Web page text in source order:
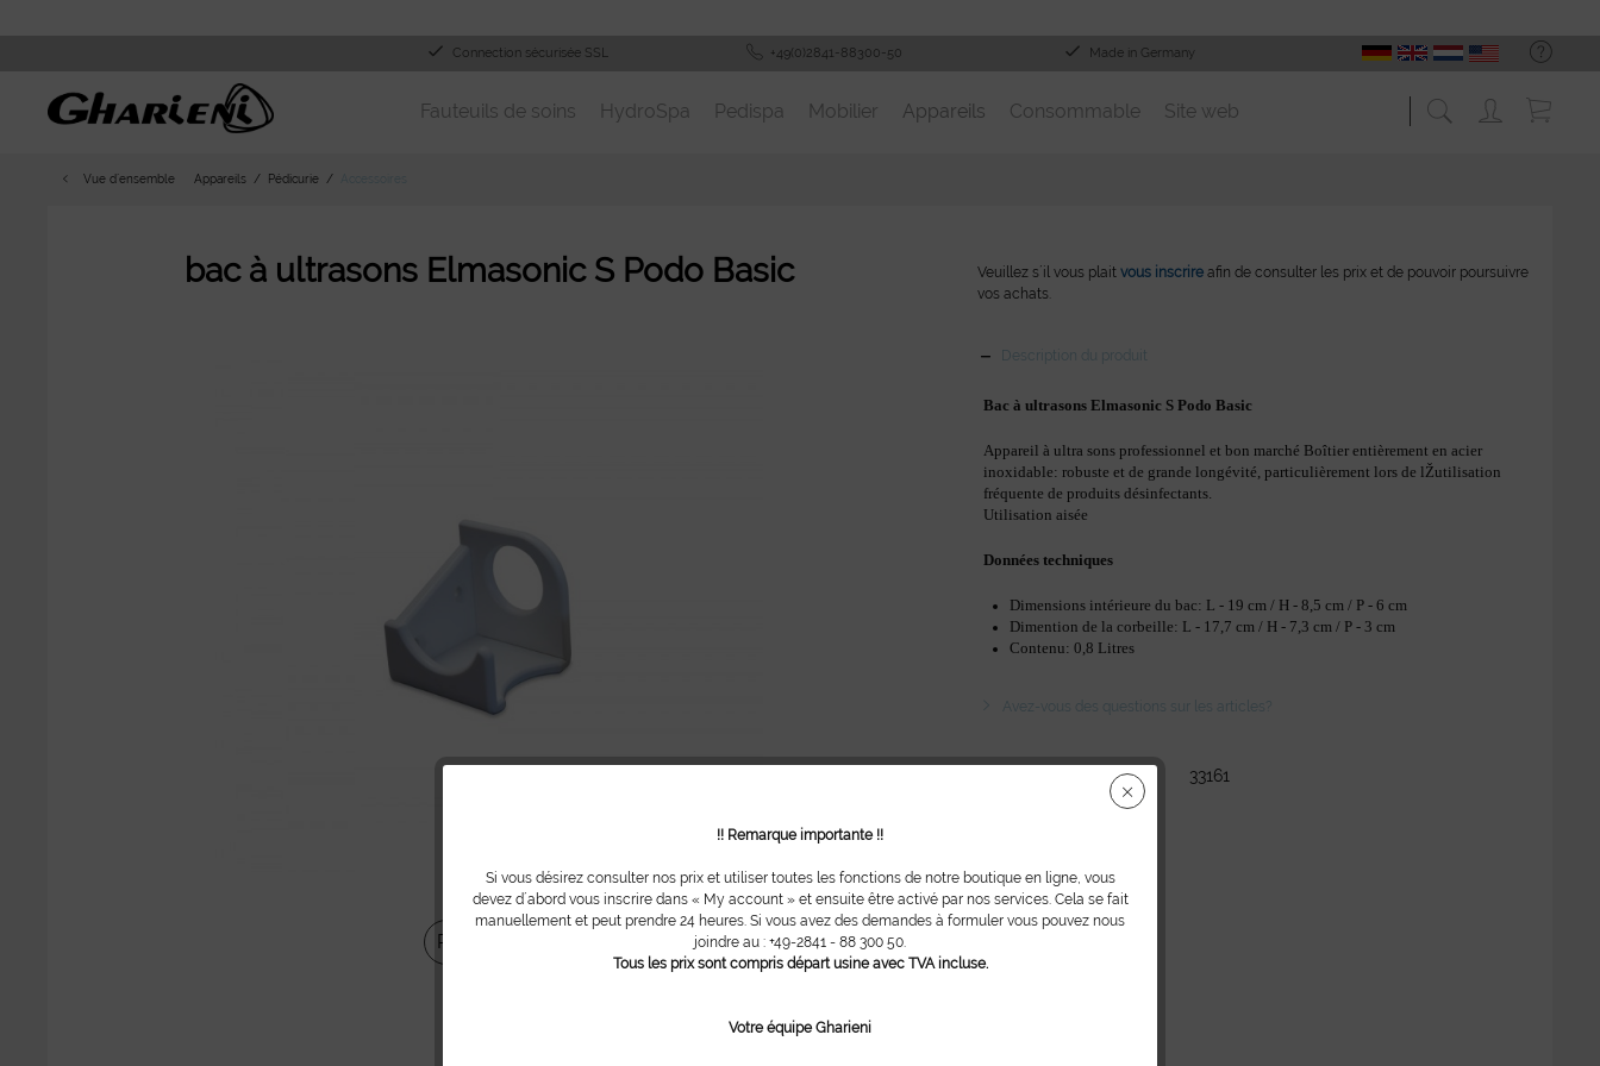
Connection sécurisée SSL +49(0)2841-88300-50 Made in Germany
Fauteuils de soins HydroSpa Pedispa Mobilier Appareils Consommable Site web
Vue d´ensemble Appareils Pédicurie
bac à ultrasons Elmasonic S Podo Basic
Partager
Veuillez s´il vous plaitvous inscrire afin de consulter les prix et de pouvoir poursuivre
vos achats.
Description du produit
Bac à ultrasons Elmasonic S Podo Basic
Appareil à ultra sons professionnel et bon marché Boîtier entièrement en acier
inoxidable: robuste et de grande longévité, particulièrement lors de lŽutilisation
fréquente de produits désinfectants.
Utilisation aisée
Données techniques
Dimensions intérieure du bac: L - 19 cm / H - 8,5 cm / P - 6 cm
Dimention de la corbeille: L - 17,7 cm / H - 7,3 cm / P - 3 cm
Contenu: 0,8 Litres
Avez-vous des questions sur les articles?
33161
!! Remarque importante !!
Si vous désirez consulter nos prix et utiliser toutes les fonctions de notre boutique en ligne, vous
devez d´abord vous inscrire dans « My account » et ensuite être activé par nos services. Cela se fait
manuellement et peut prendre 24 heures. Si vous avez des demandes à formuler vous pouvez nous
joindre au : +49-2841 - 88 300 50.
Tous les prix sont compris départ usine avec TVA incluse.
Votre équipe Gharieni